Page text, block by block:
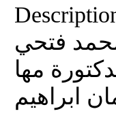
محمد فتحي
مها
ابراهيم